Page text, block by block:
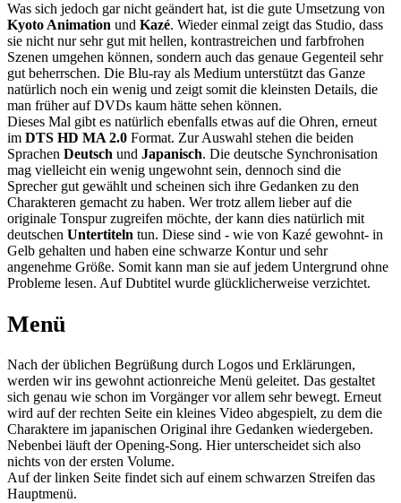
Was sich jedoch gar nicht geändert hat, ist die gute Umsetzung von
Kyoto Animation und Kazé. Wieder einmal zeigt das Studio, dass
sie nicht nur sehr gut mit hellen, kontrastreichen und farbfrohen
Szenen umgehen können, sondern auch das genaue Gegenteil sehr
gut beherrschen. Die Blu-ray als Medium unterstützt das Ganze
natürlich noch ein wenig und zeigt somit die kleinsten Details, die
man früher auf DVDs kaum hätte sehen können.
Dieses Mal gibt es natürlich ebenfalls etwas auf die Ohren, erneut
im DTS HD MA 2.0 Format. Zur Auswahl stehen die beiden
Sprachen Deutsch und Japanisch. Die deutsche Synchronisation
mag vielleicht ein wenig ungewohnt sein, dennoch sind die
Sprecher gut gewählt und scheinen sich ihre Gedanken zu den
Charakteren gemacht zu haben. Wer trotz allem lieber auf die
originale Tonspur zugreifen möchte, der kann dies natürlich mit
deutschen Untertiteln tun. Diese sind - wie von Kazé gewohnt- in
Gelb gehalten und haben eine schwarze Kontur und sehr
angenehme Größe. Somit kann man sie auf jedem Untergrund ohne
Probleme lesen. Auf Dubtitel wurde glücklicherweise verzichtet.
Menü
Nach der üblichen Begrüßung durch Logos und Erklärungen,
werden wir ins gewohnt actionreiche Menü geleitet. Das gestaltet
sich genau wie schon im Vorgänger vor allem sehr bewegt. Erneut
wird auf der rechten Seite ein kleines Video abgespielt, zu dem die
Charaktere im japanischen Original ihre Gedanken wiedergeben.
Nebenbei läuft der Opening-Song. Hier unterscheidet sich also
nichts von der ersten Volume.
Auf der linken Seite findet sich auf einem schwarzen Streifen das
Hauptmenü.